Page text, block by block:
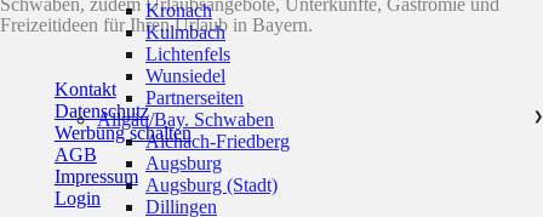
Schwaben, zudem Urlaubsangebote, Unterkünfte, Gastromie und
Freizeitideen für Ihren Urlaub in Bayern.
Kontakt
Datenschutz
Werbung schalten
AGB
Impressum
Login
Kronach
Kulmbach
Lichtenfels
Wunsiedel
Partnerseiten
Allgäu/Bay. Schwaben
❯
Aichach-Friedberg
Augsburg
Augsburg (Stadt)
Dillingen